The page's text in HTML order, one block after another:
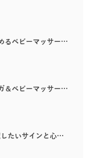
るベビーマッサー…
＆ベビーマッサー…
たいサインと心…